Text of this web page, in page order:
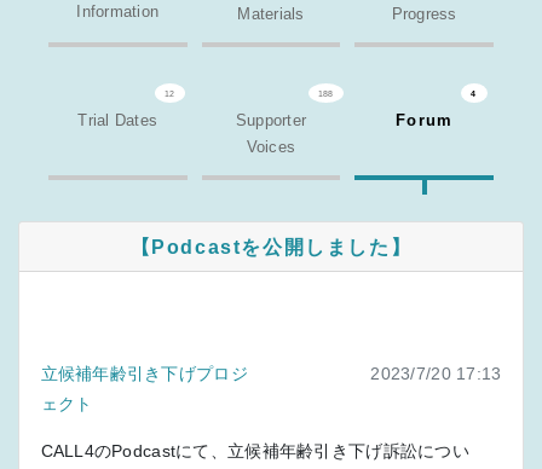
Information Materials Progress
12
Trial Dates
188
Supporter
Voices
4
Forum
【Podcastを公開しました】
立候補年齢引き下げプロジ
ェクト
2023/7/20 17:13
CALL4のPodcastにて、立候補年齢引き下げ訴訟につい